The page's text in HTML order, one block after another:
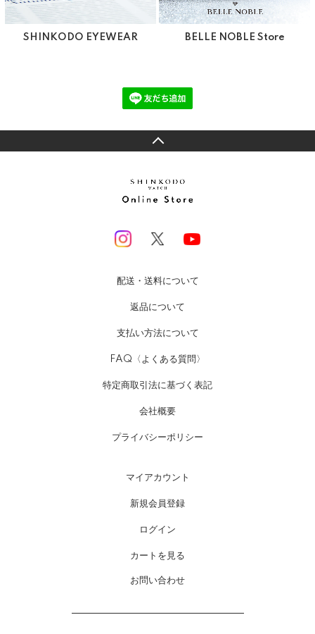
SHINKODO EYEWEAR BELLE NOBLE Store
配送・送料について
返品について
支払い方法について
FAQ〈よくある質問〉
特定商取引法に基づく表記
会社概要
プライバシーポリシー
マイアカウント
新規会員登録
ログイン
カートを見る
お問い合わせ